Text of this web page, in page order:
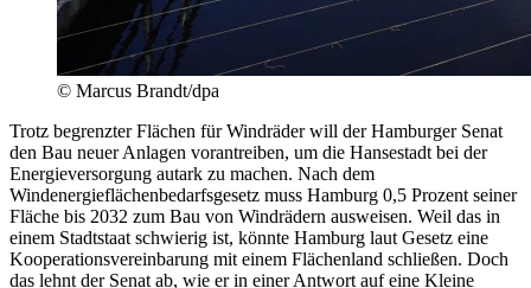
© Marcus Brandt/dpa
Trotz begrenzter Flächen für Windräder will der Hamburger Senat
den Bau neuer Anlagen vorantreiben, um die Hansestadt bei der
Energieversorgung autark zu machen. Nach dem
Windenergieflächenbedarfsgesetz muss Hamburg 0,5 Prozent seiner
Fläche bis 2032 zum Bau von Windrädern ausweisen. Weil das in
einem Stadtstaat schwierig ist, könnte Hamburg laut Gesetz eine
Kooperationsvereinbarung mit einem Flächenland schließen. Doch
das lehnt der Senat ab, wie er in einer Antwort auf eine Kleine